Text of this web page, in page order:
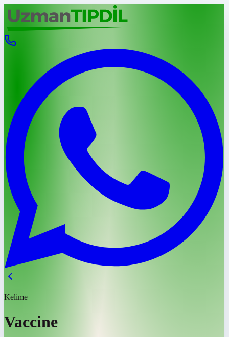
Kelime
Vaccine